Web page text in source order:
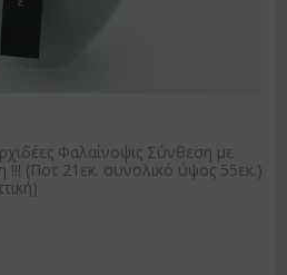
Φαλαίνοψις Σύνθεση με
!!! (Ποτ 21εκ. συνολικό ύψος 55εκ.)